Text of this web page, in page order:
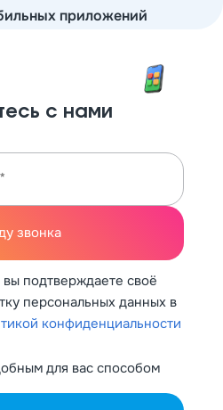
приложений
с нами
звонка
подтверждаете своё
персональных данных в
конфиденциальности
для вас способом